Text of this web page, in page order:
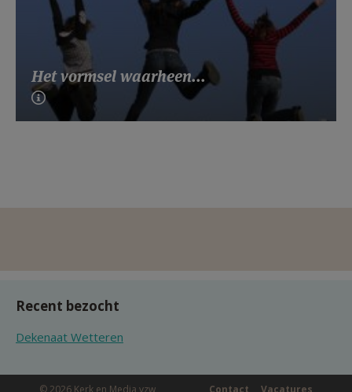
Het vormsel waarheen...
Recent bezocht
Dekenaat Wetteren
© 2026 Kerk en Media vzw Vacatures
Contact